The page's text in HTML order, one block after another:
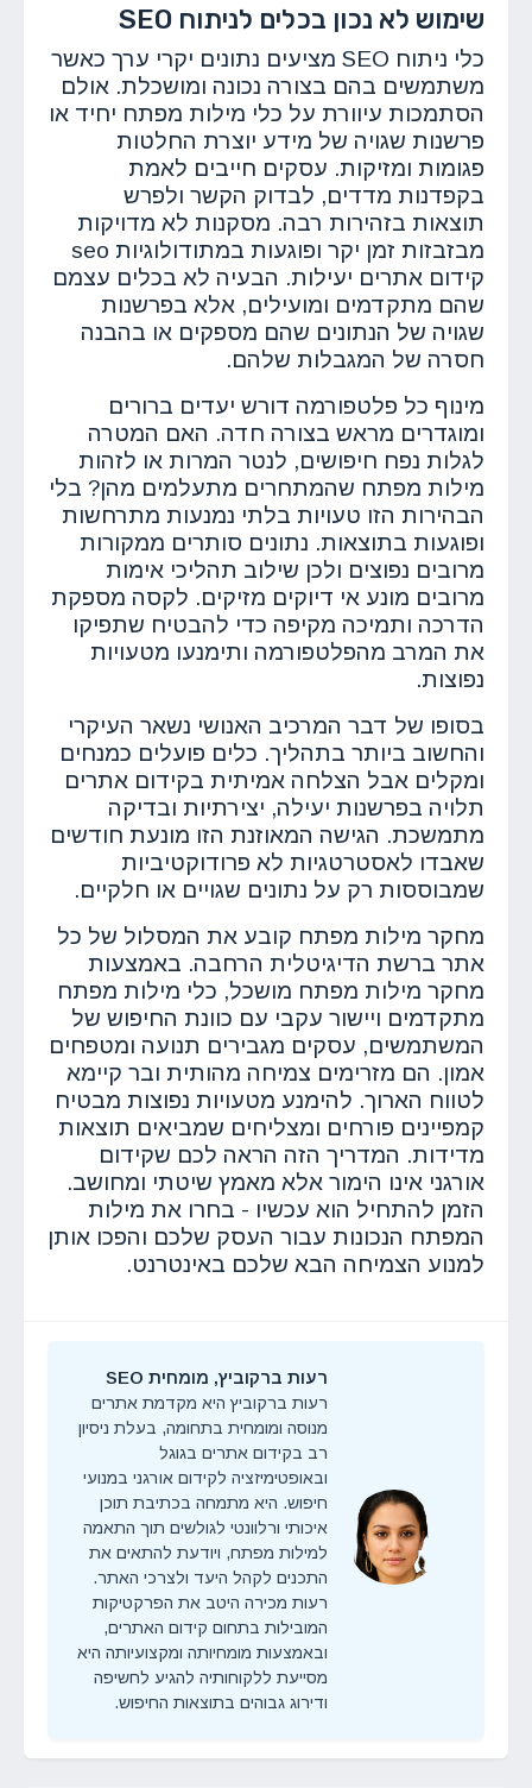
שימוש לא נכון בכלים לניתוח SEO
כלי ניתוח SEO מציעים נתונים יקרי ערך כאשר
משתמשים בהם בצורה נכונה ומושכלת. אולם
הסתמכות עיוורת על כלי מילות מפתח יחיד או
פרשנות שגויה של מידע יוצרת החלטות
פגומות ומזיקות. עסקים חייבים לאמת
בקפדנות מדדים, לבדוק הקשר ולפרש
תוצאות בזהירות רבה. מסקנות לא מדויקות
מבזבזות זמן יקר ופוגעות במתודולוגיות seo
קידום אתרים יעילות. הבעיה לא בכלים עצמם
שהם מתקדמים ומועילים, אלא בפרשנות
שגויה של הנתונים שהם מספקים או בהבנה
חסרה של המגבלות שלהם.
מינוף כל פלטפורמה דורש יעדים ברורים
ומוגדרים מראש בצורה חדה. האם המטרה
לגלות נפח חיפושים, לנטר המרות או לזהות
מילות מפתח שהמתחרים מתעלמים מהן? בלי
הבהירות הזו טעויות בלתי נמנעות מתרחשות
ופוגעות בתוצאות. נתונים סותרים ממקורות
מרובים נפוצים ולכן שילוב תהליכי אימות
מרובים מונע אי דיוקים מזיקים. לקסה מספקת
הדרכה ותמיכה מקיפה כדי להבטיח שתפיקו
את המרב מהפלטפורמה ותימנעו מטעויות
נפוצות.
בסופו של דבר המרכיב האנושי נשאר העיקרי
והחשוב ביותר בתהליך. כלים פועלים כמנחים
ומקלים אבל הצלחה אמיתית בקידום אתרים
תלויה בפרשנות יעילה, יצירתיות ובדיקה
מתמשכת. הגישה המאוזנת הזו מונעת חודשים
שאבדו לאסטרטגיות לא פרודוקטיביות
שמבוססות רק על נתונים שגויים או חלקיים.
מחקר מילות מפתח קובע את המסלול של כל
אתר ברשת הדיגיטלית הרחבה. באמצעות
מחקר מילות מפתח מושכל, כלי מילות מפתח
מתקדמים ויישור עקבי עם כוונת החיפוש של
המשתמשים, עסקים מגבירים תנועה ומטפחים
אמון. הם מזרימים צמיחה מהותית ובר קיימא
לטווח הארוך. להימנע מטעויות נפוצות מבטיח
קמפיינים פורחים ומצליחים שמביאים תוצאות
מדידות. המדריך הזה הראה לכם שקידום
אורגני אינו הימור אלא מאמץ שיטתי ומחושב.
הזמן להתחיל הוא עכשיו - בחרו את מילות
המפתח הנכונות עבור העסק שלכם והפכו אותן
למנוע הצמיחה הבא שלכם באינטרנט.
רעות ברקוביץ, מומחית SEO
רעות ברקוביץ היא מקדמת אתרים
מנוסה ומומחית בתחומה, בעלת ניסיון
רב בקידום אתרים בגוגל
ובאופטימיזציה לקידום אורגני במנועי
חיפוש. היא מתמחה בכתיבת תוכן
איכותי ורלוונטי לגולשים תוך התאמה
למילות מפתח, ויודעת להתאים את
התכנים לקהל היעד ולצרכי האתר.
רעות מכירה היטב את הפרקטיקות
המובילות בתחום קידום האתרים,
ובאמצעות מומחיותה ומקצועיותה היא
מסייעת ללקוחותיה להגיע לחשיפה
ודירוג גבוהים בתוצאות החיפוש.